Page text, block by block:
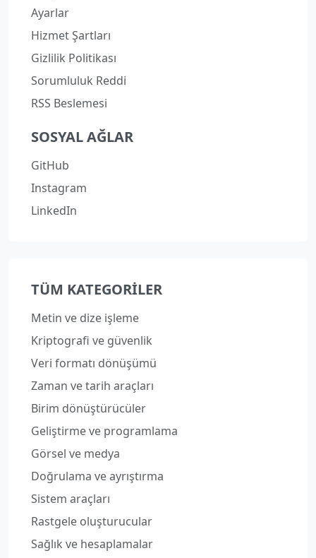
Ayarlar
Hizmet Şartları
Gizlilik Politikası
Sorumluluk Reddi
RSS Beslemesi
SOSYAL AĞLAR
GitHub
Instagram
LinkedIn
TÜM KATEGORILER
Metin ve dize işleme
Kriptografi ve güvenlik
Veri formatı dönüşümü
Zaman ve tarih araçları
Birim dönüştürücüler
Geliştirme ve programlama
Görsel ve medya
Doğrulama ve ayrıştırma
Sistem araçları
Rastgele oluşturucular
Sağlık ve hesaplamalar